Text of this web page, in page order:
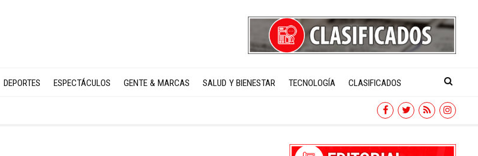
DEPORTES ESPECTÁCULOS GENTE & MARCAS SALUD Y BIENESTAR TECNOLOGÍA CLASIFICADOS